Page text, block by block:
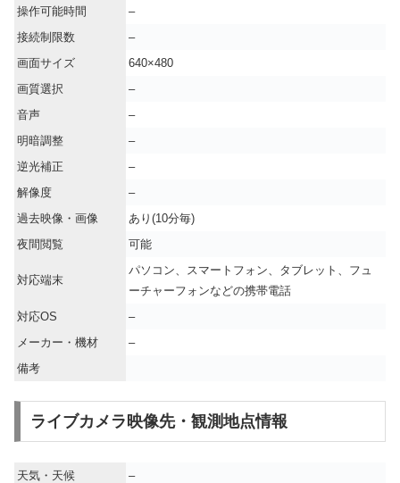
操作可能時間
–
接続制限数
–
画面サイズ
640×480
画質選択
–
音声
–
明暗調整
–
逆光補正
–
解像度
–
過去映像・画像
あり(10分毎)
夜間閲覧
可能
対応端末
パソコン、スマートフォン、タブレット、フュ
ーチャーフォンなどの携帯電話
対応OS
–
メーカー・機材
–
備考
ライブカメラ映像先・観測地点情報
天気・天候
–